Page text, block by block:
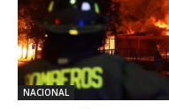
NACIONAL